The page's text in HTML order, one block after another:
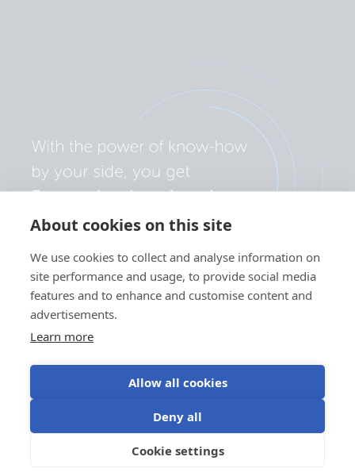
About cookies on this site
We use cookies to collect and analyse information on
site performance and usage, to provide social media
features and to enhance and customise content and
advertisements.
Learn more
Allow all cookies
Deny all
Cookie settings
Politica sulla privacy
©Victron Energy 2026